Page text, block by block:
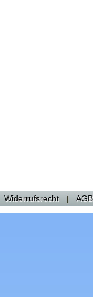
Widerrufsrecht AGB